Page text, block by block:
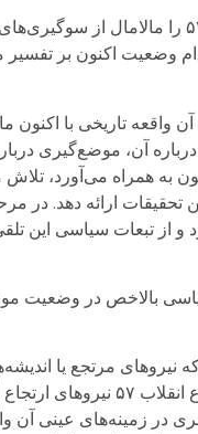
نظام سیاسی موجود و نوع مدیریت جامعه پس از انقلاب، سخن گفتن از
اکنون بر تفسیر
آن واقعه تاریخی با
درباره آن، موضع‌گیری
مخاطراتی که اظهارنظر درباره انقلاب ۵۷ در شرایط
تحقیقات ارائه دهد. در
نگارنده، لازمه‌ی کنش سیاسی بالاخص
نیروهای مرتجع یا
ما با وجود تفاوت‌های مهم سیاسی زیر یک خیمه جمع
در زمینه‌های عینی آن